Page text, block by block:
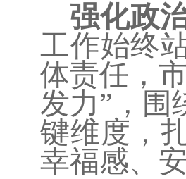
强化政
工作始终
体责任，
发力”，围
键维度，
幸福感、安